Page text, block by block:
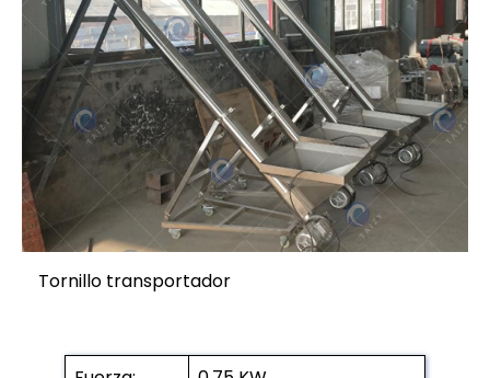
Tornillo transportador